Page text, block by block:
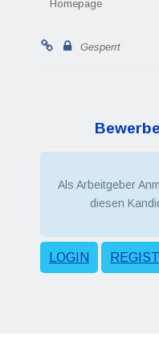
Homepage
Gesperrt
Als Arbeitgeber
diesen
LOGIN